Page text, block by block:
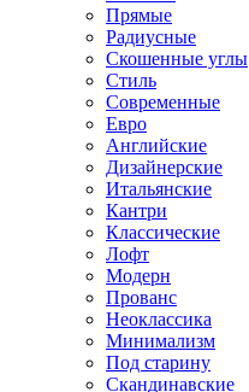
Прямые
Радиусные
Скошенные углы
Стиль
Современные
Евро
Английские
Дизайнерские
Итальянские
Кантри
Классические
Лофт
Модерн
Прованс
Неоклассика
Минимализм
Под старину
Скандинавские